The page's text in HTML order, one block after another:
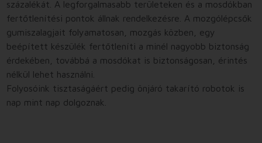
százalékát. A legforgalmasabb területeken és a mosdókban
fertőtlenítési pontok állnak rendelkezésre. A mozgólépcsők
gumiszalagjait folyamatosan, mozgás közben, egy
beépített készülék fertőtleníti a minél nagyobb biztonság
érdekében, továbbá a mosdókat is biztonságosan, érintés
nélkül lehet használni.
Folyosóink tisztaságáért pedig önjáró takarító robotok is
nap mint nap dolgoznak.